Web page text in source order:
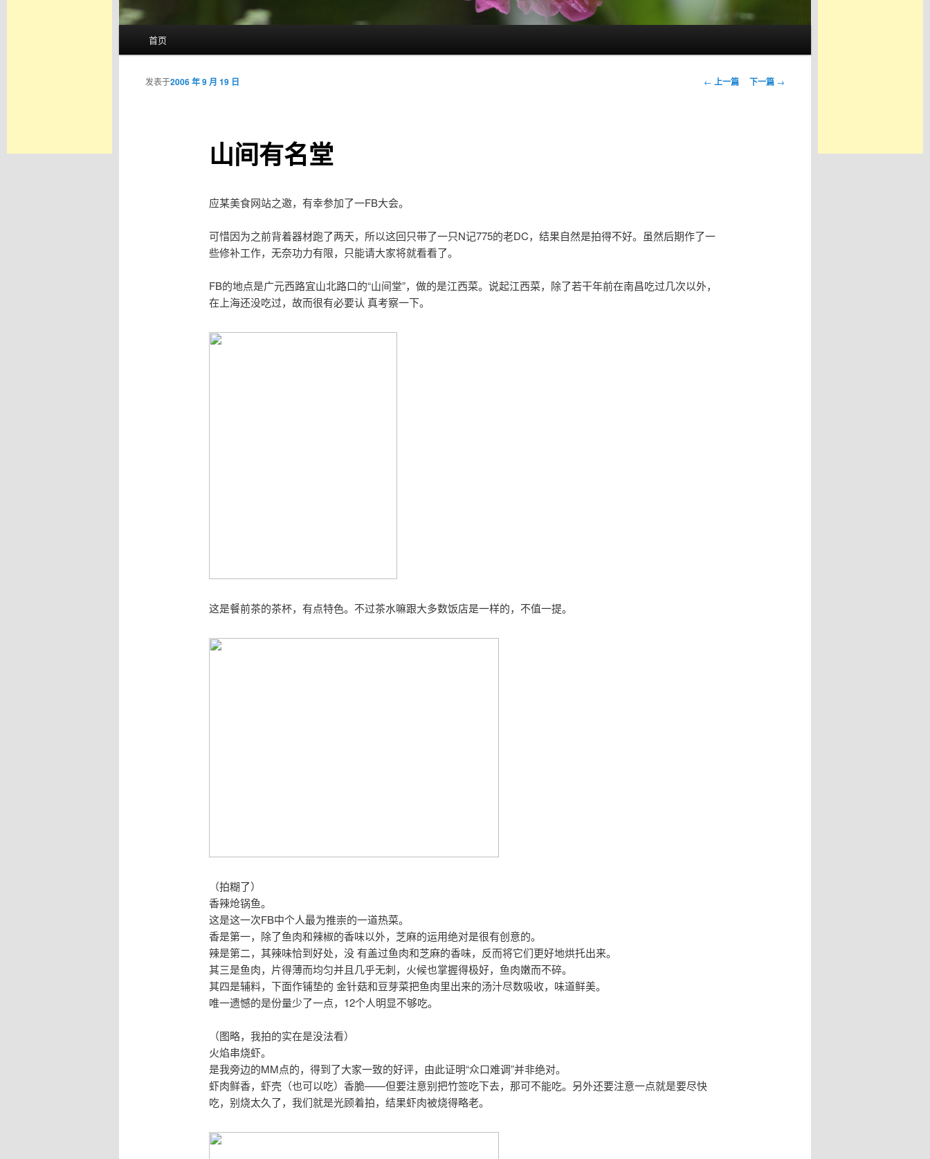
首页
文
← 上一篇 下一篇 →
山间有名堂
发表于2006 年 9 月 19 日
应某美食网站之邀，有幸参加了一FB大会。
可惜因为之前背着器材跑了两天，所以这回只带了一只N记775的老DC，结果自然是拍得不好。虽然后期作了一
些修补工作，无奈功力有限，只能请大家将就看看了。
FB的地点是广元西路宜山北路口的“山间堂”，做的是江西菜。说起江西菜，除了若干年前在南昌吃过几次以外，
在上海还没吃过，故而很有必要认 真考察一下。
这是餐前茶的茶杯，有点特色。不过茶水嘛跟大多数饭店是一样的，不值一提。
（拍糊了）
香辣炝锅鱼。
这是这一次FB中个人最为推崇的一道热菜。
香是第一，除了鱼肉和辣椒的香味以外，芝麻的运用绝对是很有创意的。
辣是第二，其辣味恰到好处，没 有盖过鱼肉和芝麻的香味，反而将它们更好地烘托出来。
其三是鱼肉，片得薄而均匀并且几乎无刺，火候也掌握得极好，鱼肉嫩而不碎。
其四是辅料，下面作铺垫的 金针菇和豆芽菜把鱼肉里出来的汤汁尽数吸收，味道鲜美。
唯一遗憾的是份量少了一点，12个人明显不够吃。
（图略，我拍的实在是没法看）
火焰串烧虾。
是我旁边的MM点的，得到了大家一致的好评，由此证明“众口难调”并非绝对。
虾肉鲜香，虾壳（也可以吃）香脆——但要注意别把竹签吃下去，那可不能吃。另外还要注意一点就是要尽快
吃，别烧太久了，我们就是光顾着拍，结果虾肉被烧得略老。